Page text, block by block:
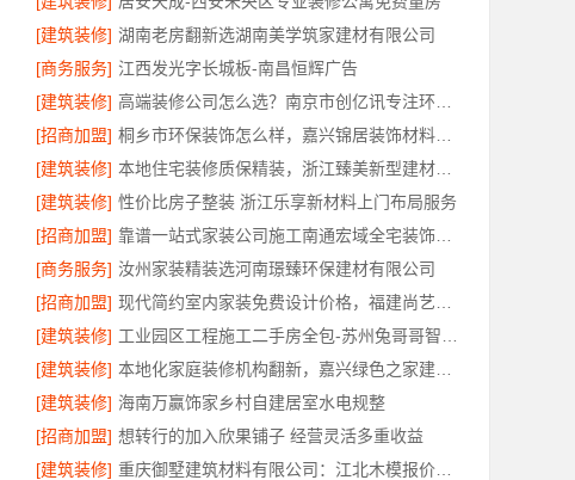
[建筑装修] 湖南老房翻新选湖南美学筑家建材有限公司
[商务服务] 江西发光字长城板-南昌恒辉广告
[建筑装修]
[招商加盟]
[建筑装修]
[建筑装修] 性价比房子整装 浙江乐享新材料上门布局服务
[招商加盟]
[商务服务] 汝州家装精装选河南璟臻环保建材有限公司
[招商加盟]
[建筑装修]
[建筑装修]
[建筑装修] 海南万赢饰家乡村自建居室水电规整
[招商加盟] 想转行的加入欣果铺子 经营灵活多重收益
[建筑装修]